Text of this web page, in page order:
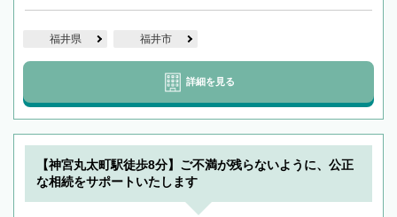
福井県 福井市
詳細を見る
【神宮丸太町駅徒歩8分】ご不満が残らないように、公正
な相続をサポートいたします